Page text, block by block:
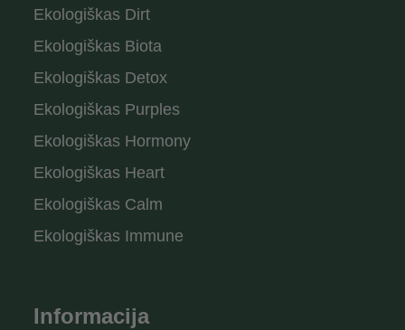
Ekologiškas Dirt
Ekologiškas Biota
Ekologiškas Detox
Ekologiškas Purples
Ekologiškas Hormony
Ekologiškas Heart
Ekologiškas Calm
Ekologiškas Immune
Informacija